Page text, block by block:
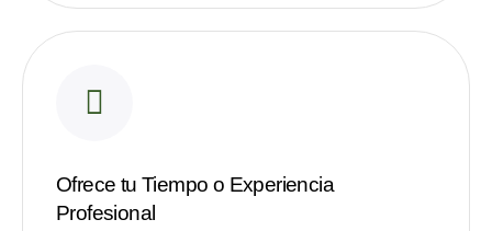
Ofrece tu Tiempo o Experiencia
Profesional